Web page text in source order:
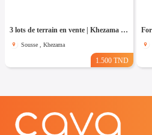
3 lots de terrain en vente | Khezama Jawhara Sousse
Sousse , Khezama
1.500 TND